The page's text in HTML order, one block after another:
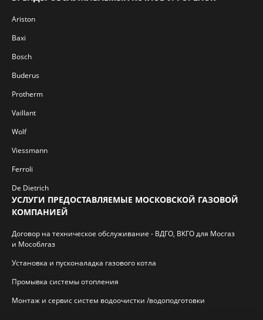
Ariston
Baxi
Bosch
Buderus
Protherm
Vaillant
Wolf
Viessmann
Ferroli
De Dietrich
УСЛУГИ ПРЕДОСТАВЛЯЕМЫЕ МОСКОВСКОЙ ГАЗОВОЙ
КОМПАНИЕЙ
Договор на техническое обслуживание - ВДГО, ВКГО для Мосгаз
и Мособлгаз
Установка и пусконаладка газового котла
Промывка системы отопления
Монтаж и сервис систем водоочистки /водоподготовки